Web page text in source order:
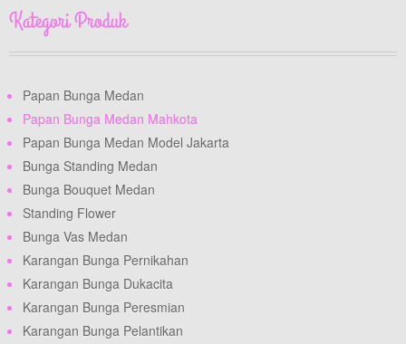
Kategori Produk
Papan Bunga Medan
Papan Bunga Medan Mahkota
Papan Bunga Medan Model Jakarta
Bunga Standing Medan
Bunga Bouquet Medan
Standing Flower
Bunga Vas Medan
Karangan Bunga Pernikahan
Karangan Bunga Dukacita
Karangan Bunga Peresmian
Karangan Bunga Pelantikan